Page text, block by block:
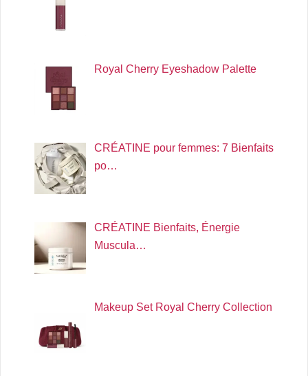
Royal Cherry Eyeshadow Palette
CRÉATINE pour femmes: 7 Bienfaits
po…
CRÉATINE Bienfaits, Énergie
Muscula…
Makeup Set Royal Cherry Collection